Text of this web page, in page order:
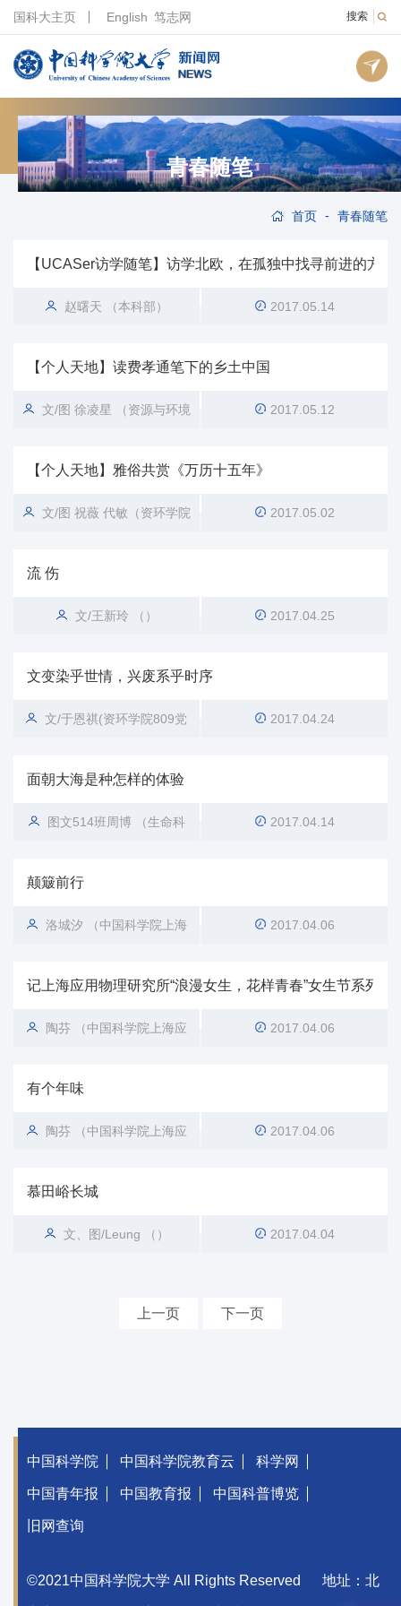
搜索
国科大主页 English 笃志网
青春随笔
首页 - 青春随笔
【UCASer访学随笔】访学北欧，在孤独中找寻前进的方
赵曙天 （本科部） 2017.05.14
【个人天地】读费孝通笔下的乡土中国
文/图 徐凌星 （资源与环境 2017.05.12
【个人天地】雅俗共赏《万历十五年》
文/图 祝薇 代敏（资环学院 2017.05.02
流 伤
文/王新玲 （） 2017.04.25
文变染乎世情，兴废系乎时序
文/于恩祺(资环学院809党 2017.04.24
面朝大海是种怎样的体验
图文514班周博 （生命科 2017.04.14
颠簸前行
洛城汐 （中国科学院上海 2017.04.06
记上海应用物理研究所“浪漫女生，花样青春”女生节系列活
陶芬 （中国科学院上海应 2017.04.06
有个年味
陶芬 （中国科学院上海应 2017.04.06
慕田峪长城
文、图/Leung （） 2017.04.04
上一页 下一页
中国科学院 中国科学院教育云 科学网
中国青年报 中国教育报 中国科普博览
旧网查询
©2021中国科学院大学 All Rights Reserved 地址：北